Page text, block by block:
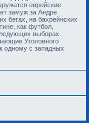
еврейские
замуж за Андре
бегах, на бахрейнских
как футбол,
выборах.
Уголовного
одному с западных